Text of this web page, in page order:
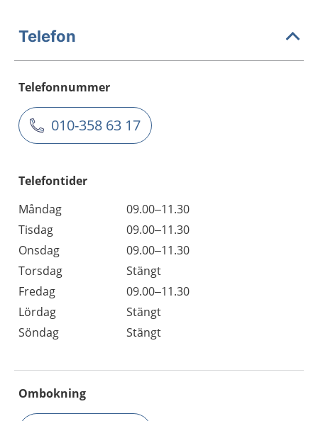
Telefon
Telefonnummer
010-358 63 17
Telefontider
Måndag
09.00–11.30
Tisdag
09.00–11.30
Onsdag
09.00–11.30
Torsdag
Stängt
Fredag
09.00–11.30
Lördag
Stängt
Söndag
Stängt
Ombokning